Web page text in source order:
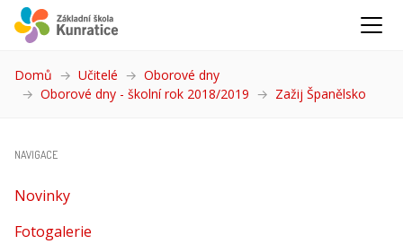
Domů Učitelé
Oborové dny
Oborové dny - školní rok 2018/2019
Zažij Španělsko
NAVIGACE
Novinky
Fotogalerie